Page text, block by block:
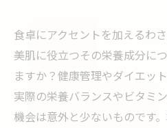
食卓にアクセントを加えるわ
美肌に役立つその栄養成分に
ますか？健康管理やダイエッ
実際の栄養バランスやビタミ
機会は意外と少ないものです